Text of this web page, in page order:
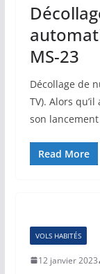
MS-23
Décollage de
TV). Alors
son lancement
Read More
VOLS HABITÉS
12 janvier 2023